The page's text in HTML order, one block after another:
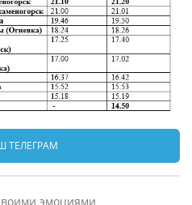
ТЕЛЕГРАМ
эмоциями